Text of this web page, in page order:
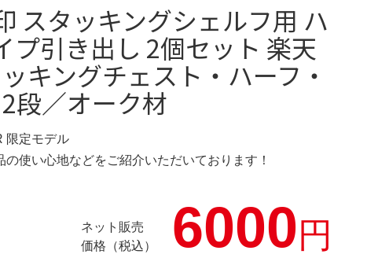
スタッキングシェルフ用 ハ
プ引き出し 2個セット 楽天
キングチェスト・ハーフ・
段／オーク材
限定モデル
の使い心地などをご紹介いただいております！
ネット販売
価格（税込）
6000円